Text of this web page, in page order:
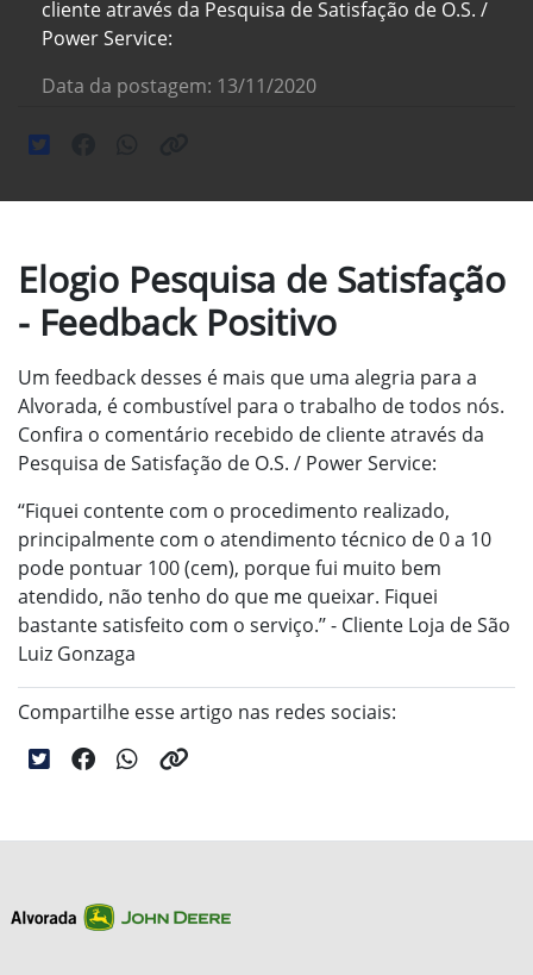
cliente através da Pesquisa de Satisfação de O.S. /
Power Service:
Data da postagem: 13/11/2020
Elogio Pesquisa de Satisfação
- Feedback Positivo
Um feedback desses é mais que uma alegria para a
Alvorada, é combustível para o trabalho de todos nós.
Confira o comentário recebido de cliente através da
Pesquisa de Satisfação de O.S. / Power Service:
‘‘Fiquei contente com o procedimento realizado,
principalmente com o atendimento técnico de 0 a 10
pode pontuar 100 (cem), porque fui muito bem
atendido, não tenho do que me queixar. Fiquei
bastante satisfeito com o serviço.’’ - Cliente Loja de São
Luiz Gonzaga
Compartilhe esse artigo nas redes sociais: